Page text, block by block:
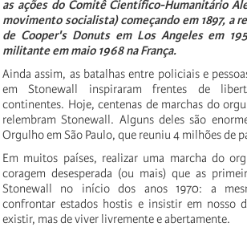
as ações do Comitê Científico-Humanitário
movimento socialista) começando em 1897, a
de Cooper's Donuts em Los Angeles em
militante em maio 1968 na França.
Ainda assim, as batalhas entre policiais e
em Stonewall inspiraram frentes de
continentes. Hoje, centenas de marchas do
relembram Stonewall. Alguns deles são
Orgulho em São Paulo, que reuniu 4 milhões de
Em muitos países, realizar uma marcha do
coragem desesperada (ou mais) que as
Stonewall no início dos anos 1970: a
confrontar estados hostis e insistir em nosso
existir, mas de viver livremente e abertamente.